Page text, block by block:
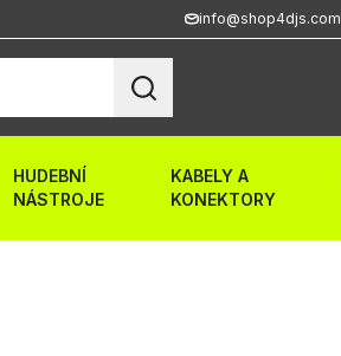
info@shop4djs.com
HUDEBNÍ
NÁSTROJE
KABELY A
KONEKTORY